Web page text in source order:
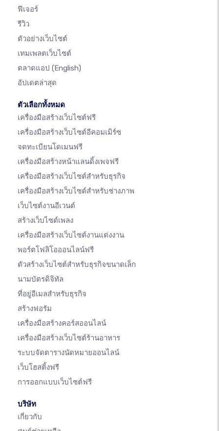
ฟีเจอร์
รีวิว
ตัวอย่างเว็บไซต์
เทมเพลตเว็บไซต์
ตลาดแอป (English)
อัปเดตล่าสุด
ตัวเลือกทั้งหมด
เครื่องมือสร้างเว็บไซต์ฟรี
เครื่องมือสร้างเว็บไซต์อีคอมเมิร์ซ
จดทะเบียนโดเมนฟรี
เครื่องมือสร้างหน้าแลนดิ้งเพจฟรี
เครื่องมือสร้างเว็บไซต์สำหรับธุรกิจ
เครื่องมือสร้างเว็บไซต์สำหรับช่างภาพ
เว็บไซต์งานอีเวนต์
สร้างเว็บไซต์เพลง
เครื่องมือสร้างเว็บไซต์งานแต่งงาน
พอร์ตโฟลิโอออนไลน์ฟรี
ตัวสร้างเว็บไซต์สำหรับธุรกิจขนาดเล็ก
นามบัตรดิจิทัล
ที่อยู่อีเมลสำหรับธุรกิจ
สร้างฟอรัม
เครื่องมือสร้างคอร์สออนไลน์
เครื่องมือสร้างเว็บไซต์ร้านอาหาร
ระบบจัดตารางนัดหมายออนไลน์
เว็บโฮสติ้งฟรี
การออกแบบเว็บไซต์ฟรี
บริษัท
เกี่ยวกับ